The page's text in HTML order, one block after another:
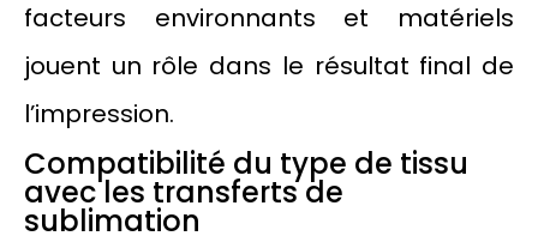
facteurs environnants et matériels
jouent un rôle dans le résultat final de
l’impression.
Compatibilité du type de tissu
avec les transferts de
sublimation